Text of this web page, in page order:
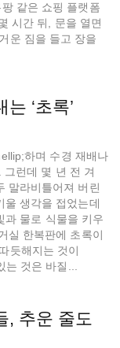
같은 쇼핑 플랫폼
시간 뒤, 문을 열면
운 짐을 들고 장을
‘초록’
하며 수경 재배나
런데 몇 년 전 겨
말라비틀어져 버린
울 생각을 접었는데
과 물로 식물을 키우
실 한복판에 초록이
듯해지는 것이
는 것은 바질...
, 추운 줄도